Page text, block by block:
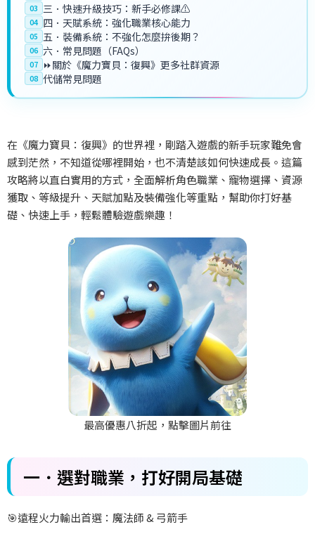
03 三．快速升級技巧：新手必修課⚠️
04 四．天賦系統：強化職業核心能力
05 五．裝備系統：不強化怎麼拚後期？
06 六．常見問題（FAQs）
07 ⏩關於《魔力寶貝：復興》更多社群資源
08 代儲常見問題
在《魔力寶貝：復興》的世界裡，剛踏入遊戲的新手玩家難免會
感到茫然，不知道從哪裡開始，也不清楚該如何快速成長。這篇
攻略將以直白實用的方式，全面解析角色職業、寵物選擇、資源
獲取、等級提升、天賦加點及裝備強化等重點，幫助你打好基
礎、快速上手，輕鬆體驗遊戲樂趣！
最高優惠八折起，點擊圖片前往
一．選對職業，打好開局基礎
🎯遠程火力輸出首選：魔法師 & 弓箭手